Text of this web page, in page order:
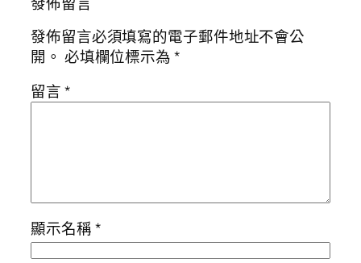
發佈留言必須填寫的電子郵件地址不會公
開。 必填欄位標示為*
留言*
顯示名稱*